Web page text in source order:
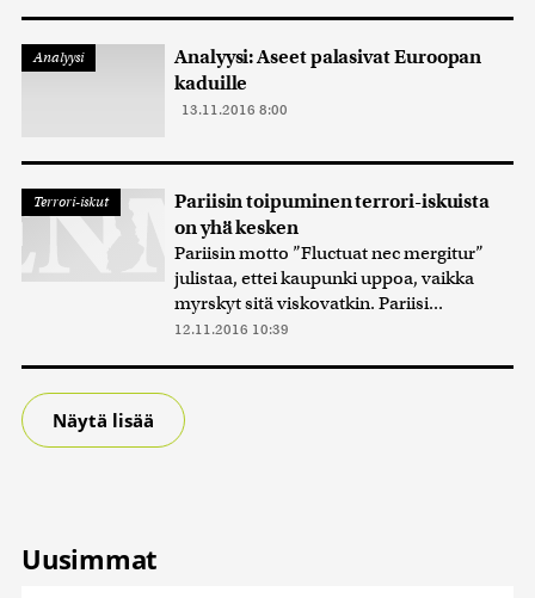
Analyysi
Analyysi: Aseet palasivat Euroopan
kaduille
13.11.2016 8:00
Terrori-iskut
Pariisin toipuminen terrori-iskuista
on yhä kesken
Pariisin motto ”Fluctuat nec mergitur”
julistaa, ettei kaupunki uppoa, vaikka
myrskyt sitä viskovatkin. Pariisi...
12.11.2016 10:39
Näytä lisää
Uusimmat